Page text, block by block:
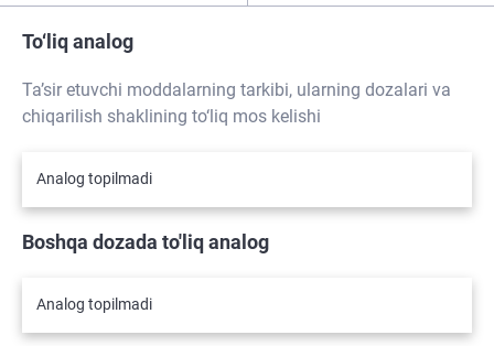
To‘liq analog
Ta’sir etuvchi moddalarning tarkibi, ularning dozalari va
chiqarilish shaklining to‘liq mos kelishi
Analog topilmadi
Boshqa dozada to'liq analog
Analog topilmadi